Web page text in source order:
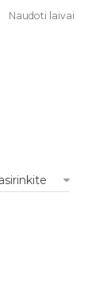
Naudoti laivai